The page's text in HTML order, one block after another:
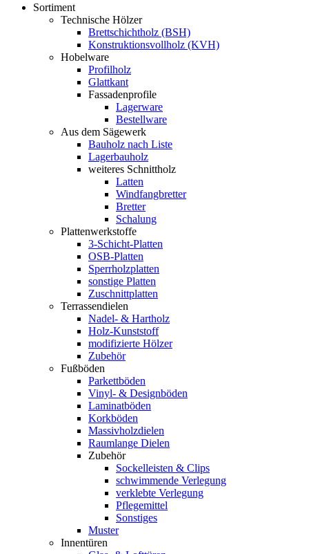
Sortiment
Technische Hölzer
Brettschichtholz (BSH)
Konstruktionsvollholz (KVH)
Hobelware
Profilholz
Glattkant
Fassadenprofile
Lagerware
Bestellware
Aus dem Sägewerk
Bauholz nach Liste
Lagerbauholz
weiteres Schnittholz
Latten
Windfangbretter
Bretter
Schalung
Plattenwerkstoffe
3-Schicht-Platten
OSB-Platten
Sperrholzplatten
sonstige Platten
Zuschnittplatten
Terrassendielen
Nadel- & Hartholz
Holz-Kunststoff
modifizierte Hölzer
Zubehör
Fußböden
Parkettböden
Vinyl- & Designböden
Laminatböden
Korkböden
Massivholzdielen
Raumlange Dielen
Zubehör
Sockelleisten & Clips
schwimmende Verlegung
verklebte Verlegung
Pflegemittel
Sonstiges
Muster
Innentüren